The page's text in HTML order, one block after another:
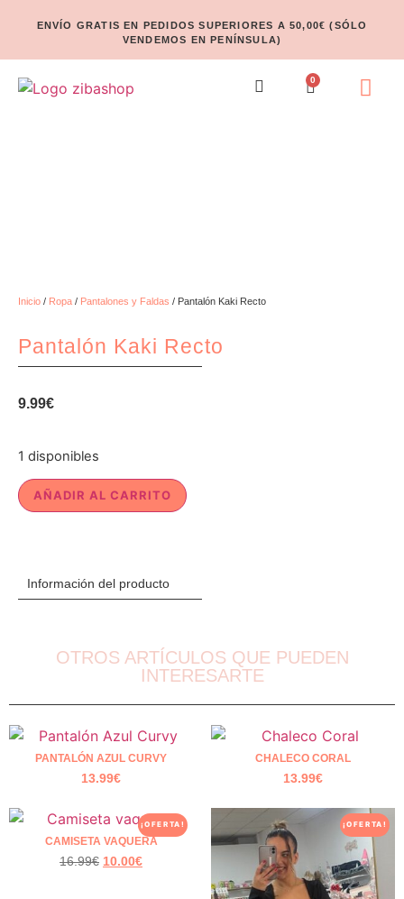
ENVÍO GRATIS EN PEDIDOS SUPERIORES A 50,00€ (SÓLO
VENDEMOS EN PENÍNSULA)
0
Inicio / Ropa / Pantalones y Faldas / Pantalón Kaki Recto
Pantalón Kaki Recto
9.99€
1 disponibles
AÑADIR AL CARRITO
Información del producto
OTROS ARTÍCULOS QUE PUEDEN
INTERESARTE
PANTALÓN AZUL CURVY
13.99€
CHALECO CORAL
13.99€
¡OFERTA!
CAMISETA VAQUERA
16.99€ 10.00€
¡OFERTA!